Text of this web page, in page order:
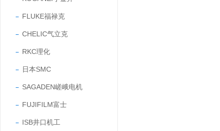
FLUKE福禄克
CHELIC气立克
RKC理化
日本SMC
SAGADEN嵯峨电机
FUJIFILM富士
ISB井口机工